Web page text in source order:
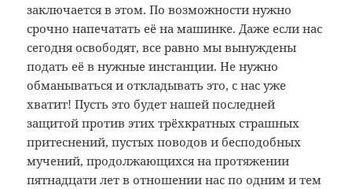
заключается в этом. По возможности нужно
срочно напечатать её на машинке. Даже если нас
сегодня освободят, все равно мы вынуждены
подать её в нужные инстанции. Не нужно
обманываться и откладывать это, с нас уже
хватит! Пусть это будет нашей последней
защитой против этих трёхкратных страшных
притеснений, пустых поводов и бесподобных
мучений, продолжающихся на протяжении
пятнадцати лет в отношении нас по одним и тем